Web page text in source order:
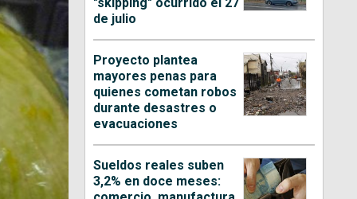
de julio
Proyecto plantea
mayores penas para
quienes cometan robos
durante desastres o
evacuaciones
Sueldos reales suben
3,2% en doce meses: